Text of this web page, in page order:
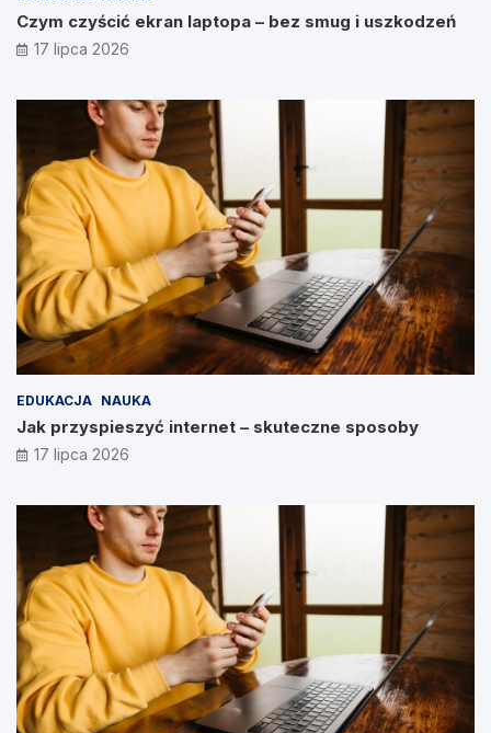
Czym czyścić ekran laptopa – bez smug i uszkodzeń
17 lipca 2026
EDUKACJA NAUKA
Jak przyspieszyć internet – skuteczne sposoby
17 lipca 2026